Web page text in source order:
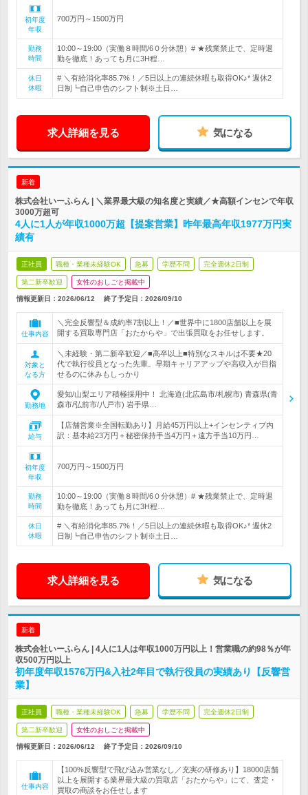
初年度
年収
700万円～1500万円
勤務
時間
10:00～19:00（実働８時間/6０分休憩）# ★残業禁止で、定時退
勤を徹底！あっても月に3H程…
休日
休暇
# ＼有給消化率85.7%！／5日以上の連続休暇も取得OK♪* 週休2
日制┗自己申告のシフト制※土日…
求人詳細を見る 気になる
新着
株式会社いーふらん | ＼業界最大級の知名度と実績／★高額インセンで年収
3000万超可
4人に1人が年収1000万超【提案営業】昨年最高年収1977万円実
績有
正社員 職種・業種未経験OK 急募 学歴不問 完全週休2日制
第二新卒歓迎 女性のおしごと掲載中
情報更新日：2026/06/12 終了予定日： 2026/09/10
仕事内容
＼完全反響型＆成約率7割以上！／■世界中に1800店舗以上を展
開する買取専門店「おたからや」で出張買取をお任せします。
対象と
なる方
＼未経験・第二新卒歓迎／■高卒以上■特別なスキルは不要★20
代で執行役員となった先輩。早期キャリアアップや高収入が目指
せるのに休みもしっかり
勤務地
愛知/山梨エリア積極採用中！ 北海道(北広島市/札幌市) 青森県(青
森市/弘前市/八戸市) 岩手県…
給与
【店舗営業※全国転勤あり】月給45万円以上+インセンティブ内
訳：基本給23万円＋秘密保持手当4万円＋遠方手当10万円…
初年度
年収
700万円～1500万円
勤務
時間
10:00～19:00（実働８時間/6０分休憩）# ★残業禁止で、定時退
勤を徹底！あっても月に3H程…
休日
休暇
# ＼有給消化率85.7%！／5日以上の連続休暇も取得OK♪* 週休2
日制┗自己申告のシフト制※土日…
求人詳細を見る 気になる
新着
株式会社いーふらん | 4人に1人は年収1000万円以上！営業職の約98％が年
収500万円以上
初年度年収1576万円&入社2年目で執行役員の実績あり【反響営
業】
正社員 職種・業種未経験OK 急募 学歴不問 完全週休2日制
第二新卒歓迎 女性のおしごと掲載中
情報更新日：2026/06/12 終了予定日： 2026/09/10
仕事内容
【100%反響型で飛び込み営業なし／充実の研修あり】18000店舗
以上を展開する業界最大級の買取店「おたからや」にて、査定・
買取の商談をお任せします